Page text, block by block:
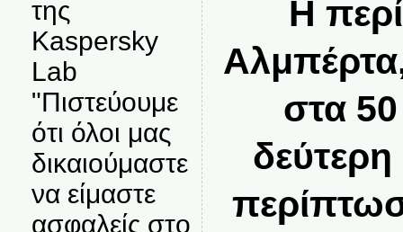
της
Kaspersky
Lab
"Πιστεύουμε
ότι όλοι μας
δικαιούμαστε
να είμαστε
ασφαλείς στο
Η
στα 50